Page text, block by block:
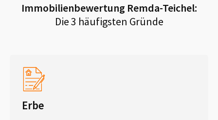
Immobilienbewertung Remda-Teichel:
Die 3 häufigsten Gründe
Erbe